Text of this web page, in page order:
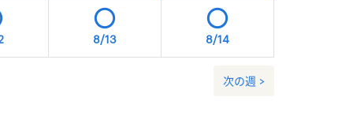
8/13 8/14
次の週 >